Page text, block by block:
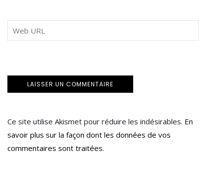
Ce site utilise Akismet pour réduire les indésirables. En
savoir plus sur la façon dont les données de vos
commentaires sont traitées.